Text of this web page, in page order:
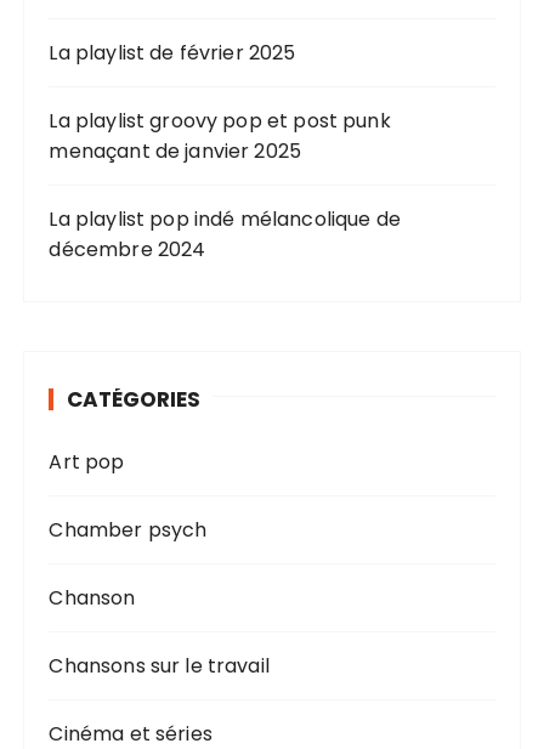
La playlist de février 2025
La playlist groovy pop et post punk
menaçant de janvier 2025
La playlist pop indé mélancolique de
décembre 2024
CATÉGORIES
Art pop
Chamber psych
Chanson
Chansons sur le travail
Cinéma et séries